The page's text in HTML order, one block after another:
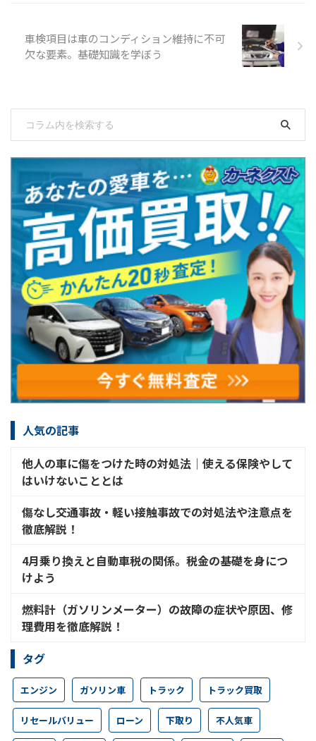
車検項目は車のコンディション維持に不可
欠な要素。基礎知識を学ぼう
人気の記事
他人の車に傷をつけた時の対処法│使える保険やして
はいけないこととは
傷なし交通事故・軽い接触事故での対処法や注意点を
徹底解説！
4月乗り換えと自動車税の関係。税金の基礎を身につ
けよう
燃料計（ガソリンメーター）の故障の症状や原因、修
理費用を徹底解説！
タグ
エンジン ガソリン車 トラック トラック買取
リセールバリュー ローン 下取り 不人気車